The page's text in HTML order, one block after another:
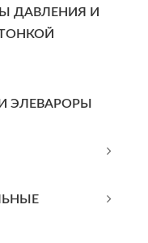
ДАВЛЕНИЯ И
ЭЛЕВАРОРЫ